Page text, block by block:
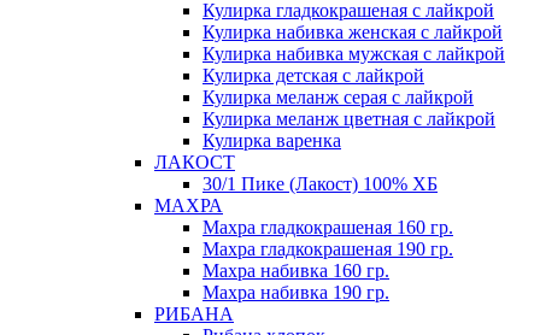
Кулирка гладкокрашеная с лайкрой
Кулирка набивка женская с лайкрой
Кулирка набивка мужская с лайкрой
Кулирка детская с лайкрой
Кулирка меланж серая с лайкрой
Кулирка меланж цветная с лайкрой
Кулирка варенка
ЛАКОСТ
30/1 Пике (Лакост) 100% ХБ
МАХРА
Махра гладкокрашеная 160 гр.
Махра гладкокрашеная 190 гр.
Махра набивка 160 гр.
Махра набивка 190 гр.
РИБАНА